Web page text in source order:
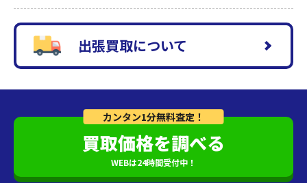
出張買取について
カンタン1分無料査定！
買取価格を調べる
WEBは24時間受付中！